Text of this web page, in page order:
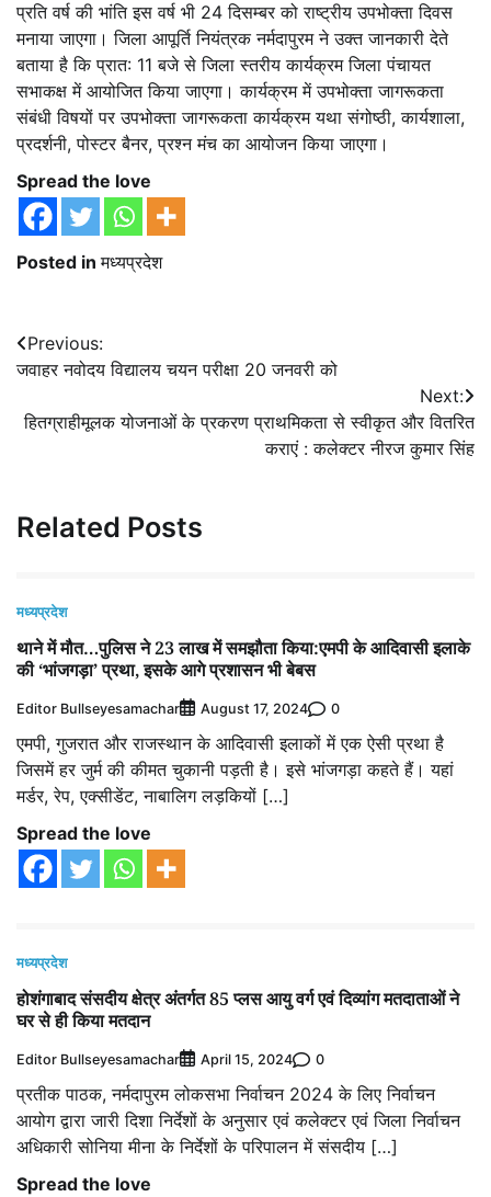
प्रति वर्ष की भांति इस वर्ष भी 24 दिसम्बर को राष्ट्रीय उपभोक्ता दिवस
मनाया जाएगा। जिला आपूर्ति नियंत्रक नर्मदापुरम ने उक्त जानकारी देते
बताया है कि प्रात: 11 बजे से जिला स्तरीय कार्यक्रम जिला पंचायत
सभाकक्ष में आयोजित किया जाएगा। कार्यक्रम में उपभोक्ता जागरूकता
संबंधी विषयों पर उपभोक्ता जागरूकता कार्यक्रम यथा संगोष्ठी, कार्यशाला,
प्रदर्शनी, पोस्टर बैनर, प्रश्न मंच का आयोजन किया जाएगा।
Spread the love
Posted inमध्यप्रदेश
Post
navigation
Previous:
जवाहर नवोदय विद्यालय चयन परीक्षा 20 जनवरी को
Next:
हितग्राहीमूलक योजनाओं के प्रकरण प्राथमिकता से स्वीकृत और वितरित
कराएं : कलेक्टर नीरज कुमार सिंह
Related Posts
मध्यप्रदेश
थाने में मौत…पुलिस ने 23 लाख में समझौता किया:एमपी के आदिवासी इलाके
की ‘भांजगड़ा’ प्रथा, इसके आगे प्रशासन भी बेबस
Editor Bullseyesamachar August 17, 2024 0
एमपी, गुजरात और राजस्थान के आदिवासी इलाकों में एक ऐसी प्रथा है
जिसमें हर जुर्म की कीमत चुकानी पड़ती है। इसे भांजगड़ा कहते हैं। यहां
मर्डर, रेप, एक्सीडेंट, नाबालिग लड़कियों […]
Spread the love
मध्यप्रदेश
होशंगाबाद संसदीय क्षेत्र अंतर्गत 85 प्लस आयु वर्ग एवं दिव्यांग मतदाताओं ने
घर से ही किया मतदान
Editor Bullseyesamachar April 15, 2024 0
प्रतीक पाठक, नर्मदापुरम लोकसभा निर्वाचन 2024 के लिए निर्वाचन
आयोग द्वारा जारी दिशा निर्देशों के अनुसार एवं कलेक्टर एवं जिला निर्वाचन
अधिकारी सोनिया मीना के निर्देशों के परिपालन में संसदीय […]
Spread the love